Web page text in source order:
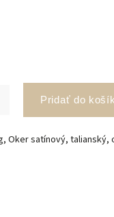
Pridať do
Oker satínový, talianský,